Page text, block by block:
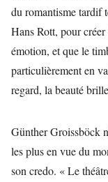
du romantisme tardif
Hans Rott, pour
émotion, et que le
particulièrement en
regard, la beauté
Günther Groissböck
les plus en vue du
son credo. « Le